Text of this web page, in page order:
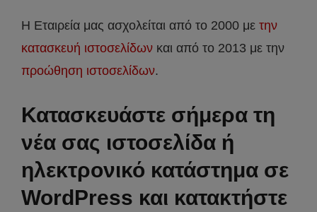
Η Εταιρεία μας ασχολείται από το 2000 με την
κατασκευή ιστοσελίδων και από το 2013 με την
προώθηση ιστοσελίδων.
Κατασκευάστε σήμερα τη
νέα σας ιστοσελίδα ή
ηλεκτρονικό κατάστημα σε
WordPress και κατακτήστε